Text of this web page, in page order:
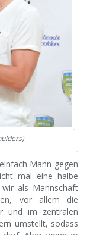
Mann gegen
mal eine halbe
als Mannschaft
vor allem die
und im zentralen
umstellt, sodass